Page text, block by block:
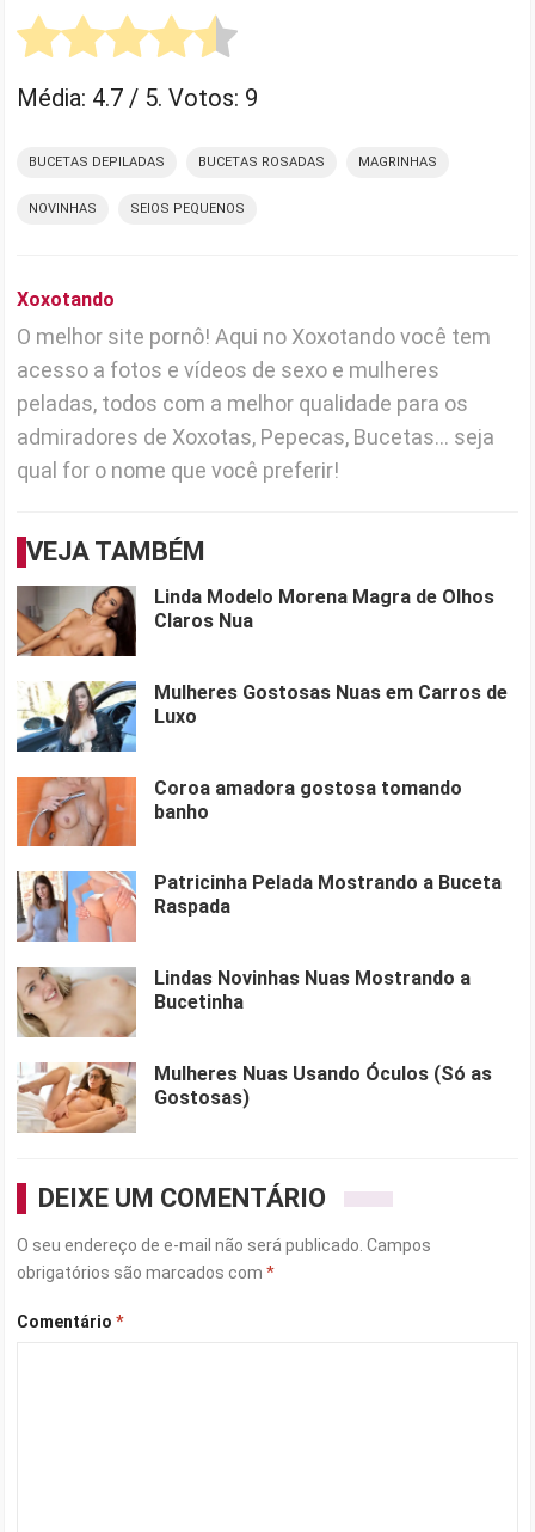
Média: 4.7 / 5. Votos: 9
BUCETAS DEPILADAS BUCETAS ROSADAS MAGRINHAS
NOVINHAS SEIOS PEQUENOS
Xoxotando
O melhor site pornô! Aqui no Xoxotando você tem
acesso a fotos e vídeos de sexo e mulheres
peladas, todos com a melhor qualidade para os
admiradores de Xoxotas, Pepecas, Bucetas... seja
qual for o nome que você preferir!
VEJA TAMBÉM
Linda Modelo Morena Magra de Olhos
Claros Nua
Mulheres Gostosas Nuas em Carros de
Luxo
Coroa amadora gostosa tomando
banho
Patricinha Pelada Mostrando a Buceta
Raspada
Lindas Novinhas Nuas Mostrando a
Bucetinha
Mulheres Nuas Usando Óculos (Só as
Gostosas)
DEIXE UM COMENTÁRIO
O seu endereço de e-mail não será publicado. Campos
obrigatórios são marcados com*
Comentário*